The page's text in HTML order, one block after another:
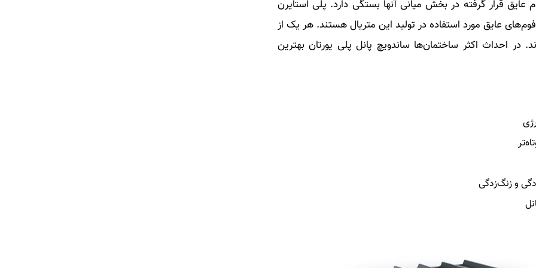
قرار گرفته در بخش میانی آنها بستگی دارد. پلی استایرن
عایق مورد استفاده در تولید این متریال هستند. هر یک از
احداث اکثر ساختمان‌ها ساندویچ پانل پلی یورتان بهترین
و زنگ‌زدگی